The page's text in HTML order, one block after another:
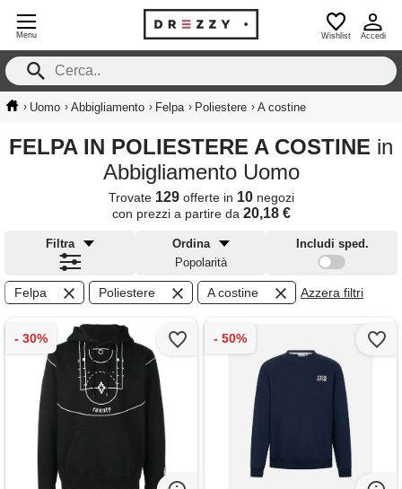
Menu Wishlist Accedi
› Uomo › Abbigliamento › Felpa › Poliestere › A costine
FELPA IN POLIESTERE A COSTINE in
Abbigliamento Uomo
Trovate 129offerte in 10negozi
con prezzi a partire da 20,18 €
Filtra
Ordina
Popolarità
Includi sped.
Felpa Poliestere A costine Azzera filtri